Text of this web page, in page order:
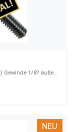
Gewinde-Adapter Dewey (Adapter für Putzstock) Gewinde 1/8? außen auf 1/8? außen
NEU